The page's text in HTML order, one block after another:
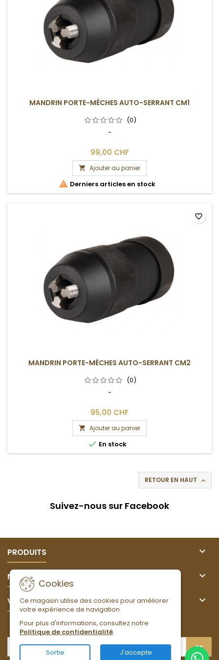
MANDRIN PORTE-MÈCHES AUTO-SERRANT CM1
(0)
-
99,00 CHF
 Ajouter au panier
 Derniers articles en stock
MANDRIN PORTE-MÈCHES AUTO-SERRANT CM2
(0)
-
95,00 CHF
 Ajouter au panier
 En stock
favorite_border
RETOUR EN HAUT 
Suivez-nous sur Facebook
PRODUITS 
NOTRE SOCIÉTÉ 
VOTRE COMPTE 
Cookies
Ce magasin utilise des cookies pour améliorer
votre expérience de navigation.
Pour plus d'informations, consultez notre
Politique de confidentialité.
Sortie J'accepte
LETTRE D'INFORMATIONS